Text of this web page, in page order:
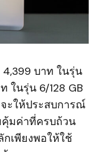
บาท ในรุ่น
ในรุ่น 6/128 GB
ะให้ประสบการณ์
มค่าที่ครบถ้วน
เพียงพอให้ใช้